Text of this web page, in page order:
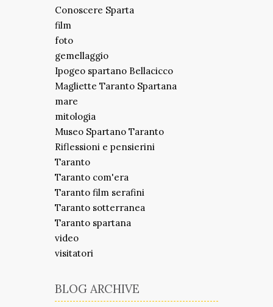
Conoscere Sparta
film
foto
gemellaggio
Ipogeo spartano Bellacicco
Magliette Taranto Spartana
mare
mitologia
Museo Spartano Taranto
Riflessioni e pensierini
Taranto
Taranto com'era
Taranto film serafini
Taranto sotterranea
Taranto spartana
video
visitatori
BLOG ARCHIVE